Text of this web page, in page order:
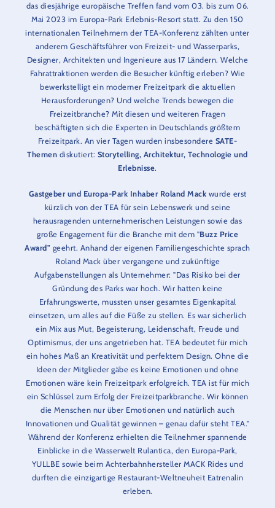
das diesjährige europäische Treffen fand vom 03. bis zum 06.
Mai 2023 im Europa-Park Erlebnis-Resort statt. Zu den 150
internationalen Teilnehmern der TEA-Konferenz zählten unter
anderem Geschäftsführer von Freizeit- und Wasserparks,
Designer, Architekten und Ingenieure aus 17 Ländern. Welche
Fahrattraktionen werden die Besucher künftig erleben? Wie
bewerkstelligt ein moderner Freizeitpark die aktuellen
Herausforderungen? Und welche Trends bewegen die
Freizeitbranche? Mit diesen und weiteren Fragen
beschäftigten sich die Experten in Deutschlands größtem
Freizeitpark. An vier Tagen wurden insbesondere SATE-
Themen diskutiert: Storytelling, Architektur, Technologie und
Erlebnisse.
Gastgeber und Europa-Park Inhaber Roland Mack wurde erst
kürzlich von der TEA für sein Lebenswerk und seine
herausragenden unternehmerischen Leistungen sowie das
große Engagement für die Branche mit dem "Buzz Price
Award" geehrt. Anhand der eigenen Familiengeschichte sprach
Roland Mack über vergangene und zukünftige
Aufgabenstellungen als Unternehmer: "Das Risiko bei der
Gründung des Parks war hoch. Wir hatten keine
Erfahrungswerte, mussten unser gesamtes Eigenkapital
einsetzen, um alles auf die Füße zu stellen. Es war sicherlich
ein Mix aus Mut, Begeisterung, Leidenschaft, Freude und
Optimismus, der uns angetrieben hat. TEA bedeutet für mich
ein hohes Maß an Kreativität und perfektem Design. Ohne die
Ideen der Mitglieder gäbe es keine Emotionen und ohne
Emotionen wäre kein Freizeitpark erfolgreich. TEA ist für mich
ein Schlüssel zum Erfolg der Freizeitparkbranche. Wir können
die Menschen nur über Emotionen und natürlich auch
Innovationen und Qualität gewinnen – genau dafür steht TEA."
Während der Konferenz erhielten die Teilnehmer spannende
Einblicke in die Wasserwelt Rulantica, den Europa-Park,
YULLBE sowie beim Achterbahnhersteller MACK Rides und
durften die einzigartige Restaurant-Weltneuheit Eatrenalin
erleben.